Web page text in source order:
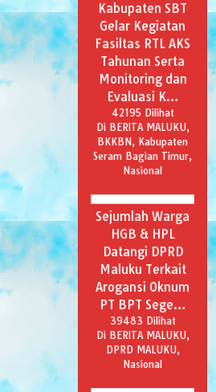
Kabupaten SBT
Gelar Kegiatan
Fasiltas RTL AKS
Tahunan Serta
Monitoring dan
Evaluasi K…
42195 Dilihat
Di BERITA MALUKU,
BKKBN, Kabupaten
Seram Bagian Timur,
Nasional
Sejumlah Warga
HGB & HPL
Datangi DPRD
Maluku Terkait
Arogansi Oknum
PT BPT Sege…
39483 Dilihat
Di BERITA MALUKU,
DPRD MALUKU,
Nasional